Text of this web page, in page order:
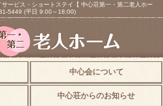
ービス・ショートステイ【 中心荘第一・第二老人ホー
5449 (平日 9:00～18:00)
中心会について
中心荘からのお知らせ